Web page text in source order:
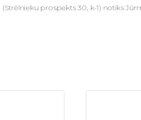
prospekts 30, k-1) notiks